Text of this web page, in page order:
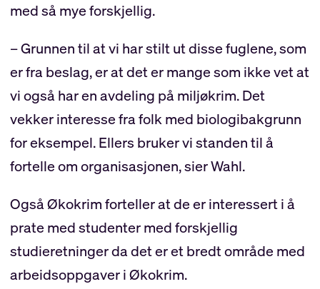
med så mye forskjellig.
– Grunnen til at vi har stilt ut disse fuglene, som
er fra beslag, er at det er mange som ikke vet at
vi også har en avdeling på miljøkrim. Det
vekker interesse fra folk med biologibakgrunn
for eksempel. Ellers bruker vi standen til å
fortelle om organisasjonen, sier Wahl.
Også Økokrim forteller at de er interessert i å
prate med studenter med forskjellig
studieretninger da det er et bredt område med
arbeidsoppgaver i Økokrim.